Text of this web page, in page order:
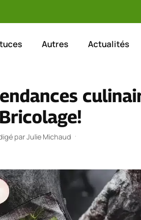
Autres Actualités
parJulie Michaud ·